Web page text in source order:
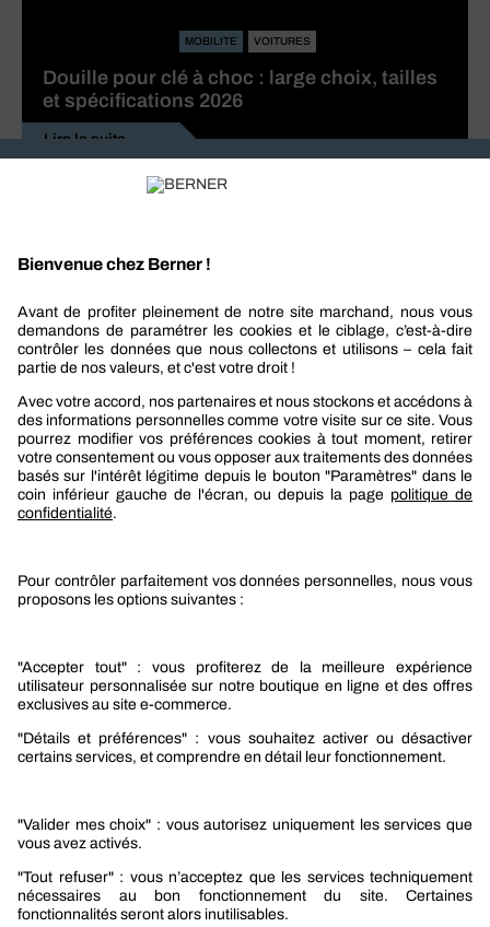
MOBILITE VOITURES
Douille pour clé à choc : large choix, tailles
et spécifications 2026
Lire la suite
Berner
Boutique Berner
Boutique Berner Industry Services
Le groupe Berner
Nos produits
Sélection produits automobile
Sélection produits bâtiment
Promotions
Nouveautés mobilité
Nouveautés construction